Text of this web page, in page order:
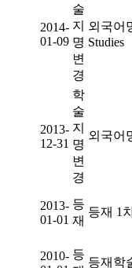
2014-
01-09
술
지
명
변
경
외국어
Studies
2013-
12-31
학
술
지
명
변
경
외국어
2013-
01-01
등
재
등재 1
2010- 등
등재학